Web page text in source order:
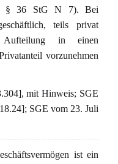
§ 36 StG N 7). Bei
teils privat
in einen
vorzunehmen
mit Hinweis; SGE
SGE vom 23. Juli
ist ein